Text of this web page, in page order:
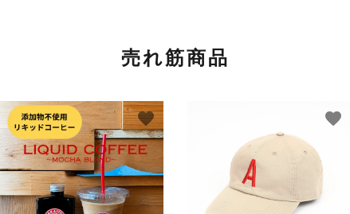
売れ筋商品
favorite favorite